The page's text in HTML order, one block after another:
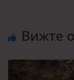
Вижте